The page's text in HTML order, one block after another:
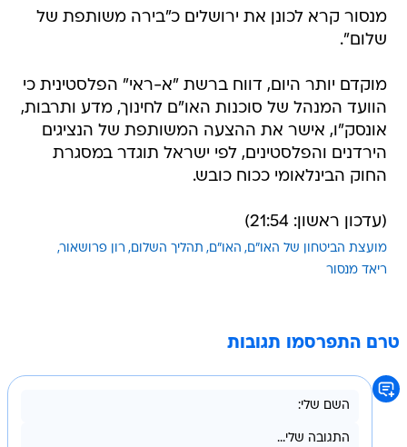
מנסור קרא לכונן את ירושלים כ"בירה משותפת של
שלום".
מוקדם יותר היום, דווח ברשת "א-ראי" הפלסטינית כי
הוועד המנהל של סוכנות האו"ם לחינוך, מדע ותרבות,
אונסק"ו, אישר את ההצעה המשותפת של הנציגים
הירדנים והפלסטינים, לפי ישראל תוגדר במסגרת
החוק הבינלאומי ככוח כובש.
(עדכון ראשון: 21:54)
מועצת הביטחון של האו"ם האו"ם תהליך השלום רון פרושאור
ריאד מנסור
טרם התפרסמו תגובות